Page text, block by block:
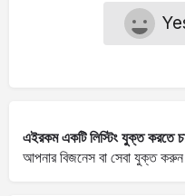
এইরকম একটি লিস্টিং যুক্ত করতে
আপনার বিজনেস বা সেবা যুক্ত করুন